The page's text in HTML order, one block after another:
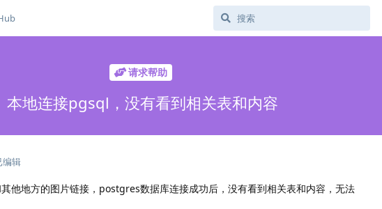
请求帮助
本地连接pgsql，没有看到相关表和内容
编辑
他地方的图片链接，postgres数据库连接成功后，没有看到相关表和内容，无法